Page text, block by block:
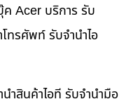
Acer บริการ รับ
ทรศัพท์ รับจำนำไอ
ำสินค้าไอที รับจำนำมือ